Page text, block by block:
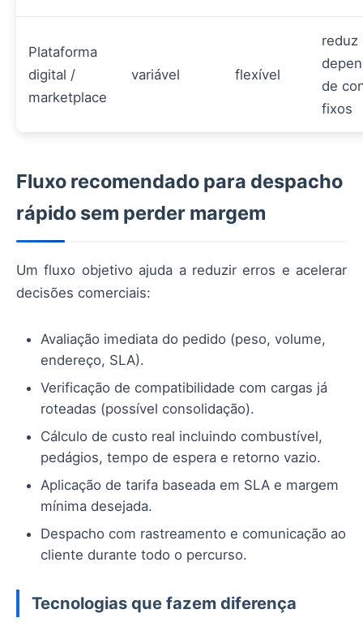
Plataforma
digital /
marketplace
variável flexível
reduz
de
fixos
Fluxo recomendado para despacho
rápido sem perder margem
Um fluxo objetivo ajuda a reduzir erros e acelerar
decisões comerciais:
Avaliação imediata do pedido (peso, volume,
endereço, SLA).
Verificação de compatibilidade com cargas já
roteadas (possível consolidação).
Cálculo de custo real incluindo combustível,
pedágios, tempo de espera e retorno vazio.
Aplicação de tarifa baseada em SLA e margem
mínima desejada.
Despacho com rastreamento e comunicação ao
cliente durante todo o percurso.
Tecnologias que fazem diferença